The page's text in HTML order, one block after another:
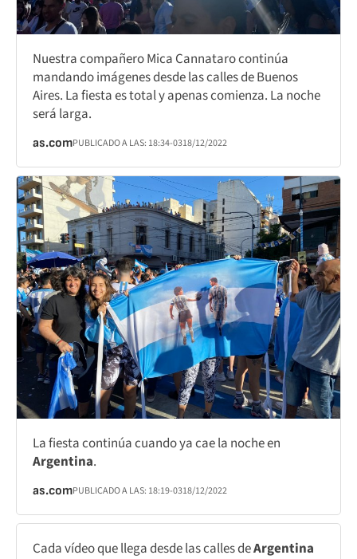
Nuestra compañero Mica Cannataro continúa
mandando imágenes desde las calles de Buenos
Aires. La fiesta es total y apenas comienza. La noche
será larga.
as.comPUBLICADO A LAS: 18:34-0318/12/2022
La fiesta continúa cuando ya cae la noche en
Argentina.
as.comPUBLICADO A LAS: 18:19-0318/12/2022
Cada vídeo que llega desde las calles deArgentina